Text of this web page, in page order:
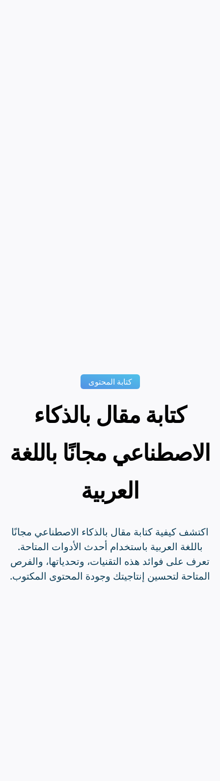
كتابة المحتوى
كتابة مقال بالذكاء
الاصطناعي مجانًا باللغة
العربية
اكتشف كيفية كتابة مقال بالذكاء الاصطناعي مجانًا
باللغة العربية باستخدام أحدث الأدوات المتاحة.
تعرف على فوائد هذه التقنيات، وتحدياتها، والفرص
المتاحة لتحسين إنتاجيتك وجودة المحتوى المكتوب.